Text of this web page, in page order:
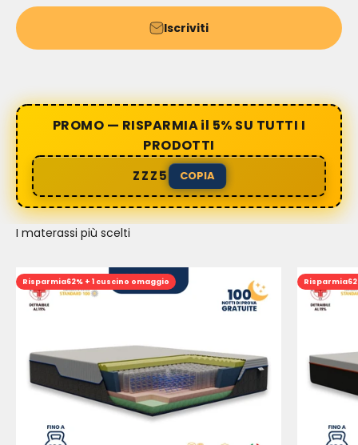
Iscriviti
PROMO — RISPARMIA il 5% SU TUTTI I
PRODOTTI
ZZZ5 COPIA
I materassi più scelti
Risparmia62% + 1 cuscino omaggio Risparmia